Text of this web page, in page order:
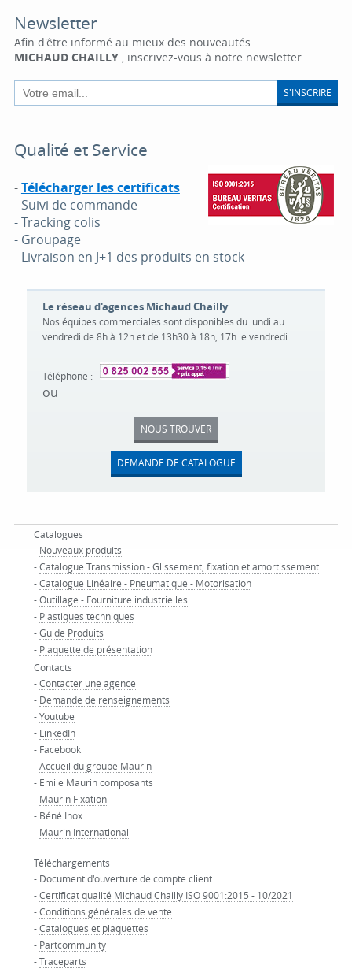
Newsletter
Afin d'être informé au mieux des nouveautés
MICHAUD CHAILLY, inscrivez-vous à notre newsletter.
S'INSCRIRE
Qualité et Service
-Télécharger les certificats
- Suivi de commande
- Tracking colis
- Groupage
- Livraison en J+1 des produits en stock
Le réseau d'agences Michaud Chailly
Nos équipes commerciales sont disponibles du lundi au
vendredi de 8h à 12h et de 13h30 à 18h, 17h le vendredi.
Téléphone :
ou
NOUS TROUVER
DEMANDE DE CATALOGUE
Catalogues
- Nouveaux produits
-Catalogue Transmission - Glissement, fixation et amortissement
-Catalogue Linéaire - Pneumatique - Motorisation
-Outillage - Fourniture industrielles
- Plastiques techniques
-Guide Produits
- Plaquette de présentation
Contacts
-Contacter une agence
- Demande de renseignements
-Youtube
- LinkedIn
- Facebook
-Accueil du groupe Maurin
- Emile Maurin composants
- Maurin Fixation
- Béné Inox
- Maurin International
Téléchargements
- Document d'ouverture de compte client
-Certificat qualité Michaud Chailly ISO 9001:2015 - 10/2021
-Conditions générales de vente
-Catalogues et plaquettes
- Partcommunity
-Traceparts